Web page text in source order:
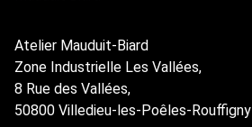
Atelier Mauduit-Biard
Zone Industrielle Les Vallées,
8 Rue des Vallées,
50800 Villedieu-les-Poêles-Rouffigny